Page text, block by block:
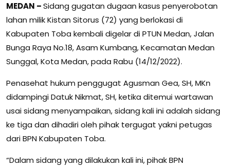
MEDAN –Sidang gugatan dugaan kasus penyerobotan
lahan milik Kistan Sitorus (72) yang berlokasi di
Kabupaten Toba kembali digelar di PTUN Medan, Jalan
Bunga Raya No.18, Asam Kumbang, Kecamatan Medan
Sunggal, Kota Medan, pada Rabu (14/12/2022).
Penasehat hukum penggugat Agusman Gea, SH, MKn
didampingi Datuk Nikmat, SH, ketika ditemui wartawan
usai sidang menyampaikan, sidang kali ini adalah sidang
ke tiga dan dihadiri oleh pihak tergugat yakni petugas
dari BPN Kabupaten Toba.
“Dalam sidang yang dilakukan kali ini, pihak BPN